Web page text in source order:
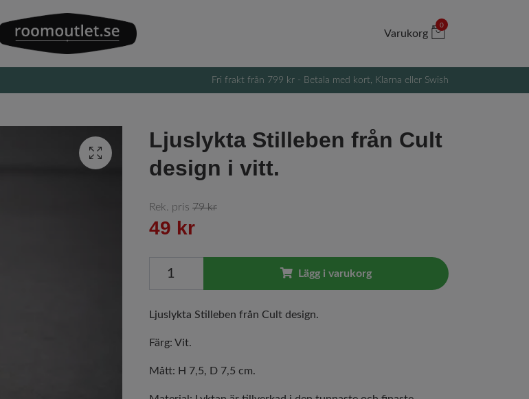
Varukorg
0
Fri frakt från 799 kr - Betala med kort, Klarna eller Swish
Ljuslykta Stilleben från Cult
design i vitt.
Rek. pris 79 kr
49 kr
Lägg i varukorg
Ljuslykta Stilleben från Cult design.
Färg: Vit.
Mått: H 7,5, D 7,5 cm.